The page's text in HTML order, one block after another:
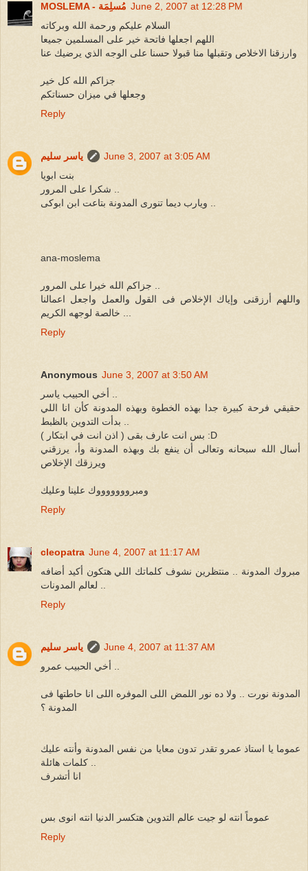
MOSLEMA - مُسلِمَة June 2, 2007 at 12:28 PM
السلام عليكم ورحمة الله وبركاته
اللهم اجعلها فاتحة خير على المسلمين جميعا
وارزقنا الاخلاص وتقبلها منا قبولا حسنا على الوجه الذي يرضيك عنا
جزاكم الله كل خير
وجعلها في ميزان حسناتكم
Reply
ياسر سليم
June 3, 2007 at 3:05 AM
بنت ابويا
ana-moslema
واللهم أرزقنى وإياك الإخلاص فى القول والعمل واجعل اعمالنا
Reply
Anonymous June 3, 2007 at 3:50 AM
حقيقي فرحة كبيرة جدا بهذه الخطوة وبهذه المدونة كأن انا اللي
بس انت عارف بقى ( اذن انت في ابتكار ) :D
أسال الله سبحانه وتعالى أن ينفع بك وبهذه المدونة وأ، يرزقني
ويرزقك الإخلاص
ومبروووووووك علينا وعليك
Reply
cleopatra June 4, 2007 at 11:17 AM
مبروك المدونة .. منتظرين نشوف كلماتك اللي هتكون أكيد أضافه
Reply
ياسر سليم
June 4, 2007 at 11:37 AM
المدونة نورت .. ولا ده نور اللمض اللى الموفره اللى انا حاطتها فى
المدونة ؟
عموما يا استاذ عمرو تقدر تدون معايا من نفس المدونة وأنته عليك
انا أتشرف
عموماً انته لو جيت عالم التدوين هتكسر الدنيا انته انوى بس
Reply